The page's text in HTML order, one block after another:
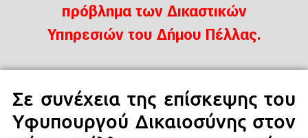
πρόβλημα των Δικαστικών
Υπηρεσιών του Δήμου Πέλλας.
Σε συνέχεια της επίσκεψης του
Υφυπουργού Δικαιοσύνης στον